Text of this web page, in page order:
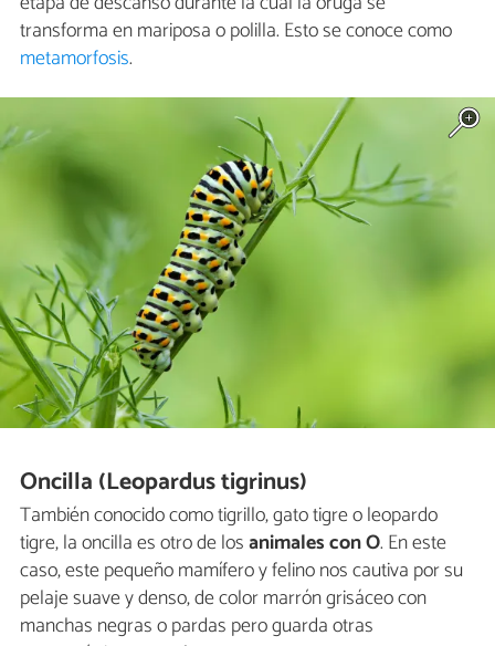
transforma en mariposa o polilla. Esto se conoce como
metamorfosis.
Oncilla (Leopardus tigrinus)
También conocido como tigrillo, gato tigre o leopardo
tigre, la oncilla es otro de losanimales con O. En este
caso, este pequeño mamífero y felino nos cautiva por su
pelaje suave y denso, de color marrón grisáceo con
manchas negras o pardas pero guarda otras